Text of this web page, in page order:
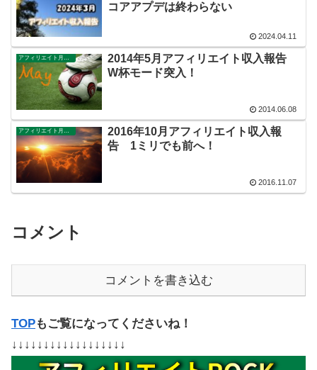
コアアプデは終わらない
2024.04.11
2014年5月アフィリエイト収入報告
W杯モード突入！
2014.06.08
アフィリエイト月別収入報告
2016年10月アフィリエイト収入報
告 1ミリでも前へ！
2016.11.07
コメント
コメントを書き込む
TOPもご覧になってくださいね！
↓↓↓↓↓↓↓↓↓↓↓↓↓↓↓↓↓↓